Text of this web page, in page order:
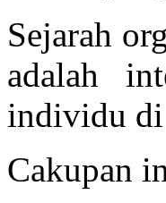
Sejarah
adalah
individu di
Cakupan